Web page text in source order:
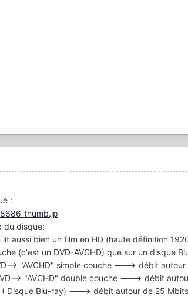
:
du disque:
aussi bien un film en HD (haute définition
(c'est un DVD-AVCHD) que sur un disque
> "AVCHD" simple couche ---> débit autour
> "AVCHD" double couche ---> débit
( Disque Blu-ray) ---> débit autour de 25